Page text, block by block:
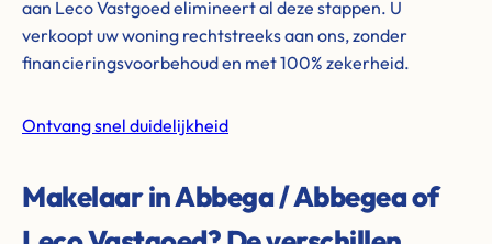
aan Leco Vastgoed elimineert al deze stappen. U
verkoopt uw woning rechtstreeks aan ons, zonder
financieringsvoorbehoud en met 100% zekerheid.
Ontvang snel duidelijkheid
Makelaar in Abbega / Abbegea of